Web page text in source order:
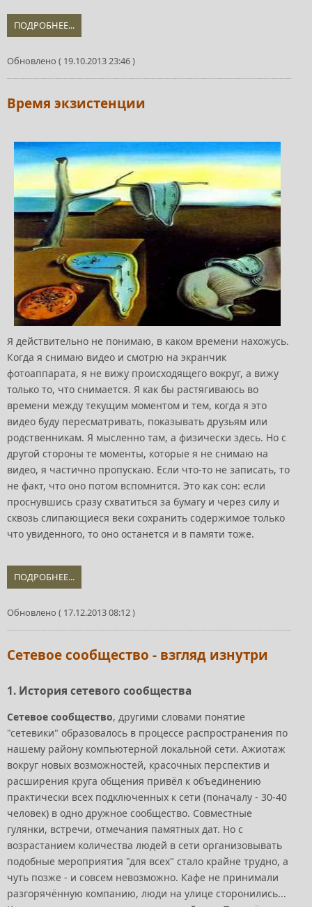
ПОДРОБНЕЕ...
Обновлено ( 19.10.2013 23:46 )
Время экзистенции
Я действительно не понимаю, в каком времени нахожусь.
Когда я снимаю видео и смотрю на экранчик
фотоаппарата, я не вижу происходящего вокруг, а вижу
только то, что снимается. Я как бы растягиваюсь во
времени между текущим моментом и тем, когда я это
видео буду пересматривать, показывать друзьям или
родственникам. Я мысленно там, а физически здесь. Но с
другой стороны те моменты, которые я не снимаю на
видео, я частично пропускаю. Если что-то не записать, то
не факт, что оно потом вспомнится. Это как сон: если
проснувшись сразу схватиться за бумагу и через силу и
сквозь слипающиеся веки сохранить содержимое только
что увиденного, то оно останется и в памяти тоже.
ПОДРОБНЕЕ...
Обновлено ( 17.12.2013 08:12 )
Сетевое сообщество - взгляд изнутри
1. История сетевого сообщества
Сетевое сообщество, другими словами понятие
"сетевики" образовалось в процессе распространения по
нашему району компьютерной локальной сети. Ажиотаж
вокруг новых возможностей, красочных перспектив и
расширения круга общения привёл к объединению
практически всех подключенных к сети (поначалу - 30-40
человек) в одно дружное сообщество. Совместные
гулянки, встречи, отмечания памятных дат. Но с
возрастанием количества людей в сети организовывать
подобные мероприятия "для всех" стало крайне трудно, а
чуть позже - и совсем невозможно. Кафе не принимали
разгорячённую компанию, люди на улице сторонились...